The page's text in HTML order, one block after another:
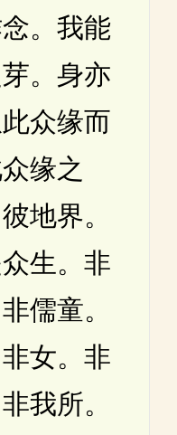
。我能
。身亦
众缘而
缘之
地界。
生。非
儒童。
女。非
我所。